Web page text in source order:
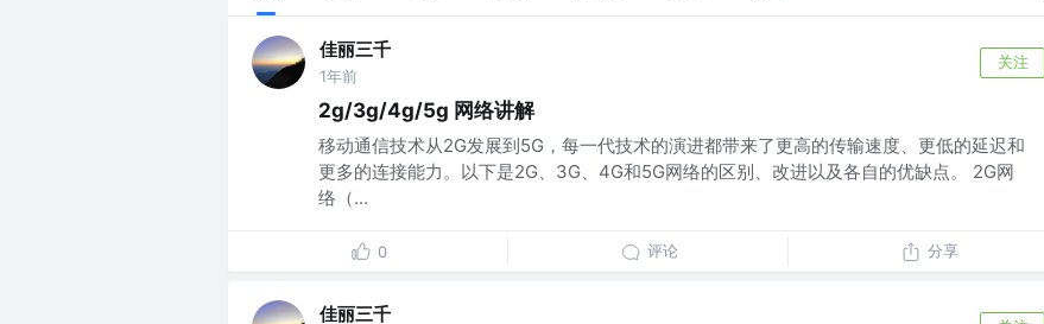
佳丽三千
1年前
关注
2g/3g/4g/5g 网络讲解
移动通信技术从2G发展到5G，每一代技术的演进都带来了更高的传输速度、更低的延迟和
更多的连接能力。以下是2G、3G、4G和5G网络的区别、改进以及各自的优缺点。 2G网
络（...
0 评论 分享
佳丽三千